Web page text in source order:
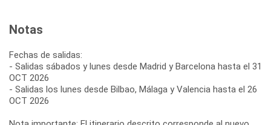
Notas
Fechas de salidas:
- Salidas sábados y lunes desde Madrid y Barcelona hasta el 31
OCT 2026
- Salidas los lunes desde Bilbao, Málaga y Valencia hasta el 26
OCT 2026